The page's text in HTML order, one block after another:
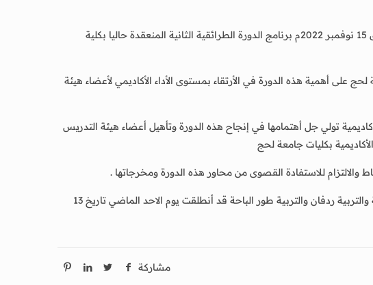
تفقدت الدكتورة / شعاع مهدي الهدار مدير مركز التطوير الأكاديمي وضمان الجودة بجامعة لحج صباح اليوم الثلاثاء الموافق 15 نوفمبر 2022م برنامج الدورة الطرائقية الثانية المنعقدة حاليا بكلية
على أهمية هذه الدورة في الأرتقاء بمستوى الأداء الأكاديمي لأعضاء هيئة
تولي جل أهتمامها في إنجاح هذه الدورة وتأهيل أعضاء هيئة التدريس
بكليات جامعة لحج
للاستفادة القصوى من محاور هذه الدورة ومخرجاتها .
الجدير بالذكر أن هذه الدورة الطرائقية الثانية لأعضاء هيئة التدريس وهيئة التدريس المساعدة بكليات التربية صبر والزراعة والتربية ردفان والتربية طور الباحة قد أنطلقت يوم الاحد الماضي تاريخ 13
مشاركة